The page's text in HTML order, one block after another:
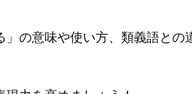
」の意味や使い方、類義語と